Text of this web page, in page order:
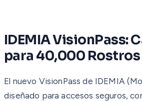
IDEMIA VisionPass:
para 40,000 Rostros
El nuevo VisionPass de IDEMIA
diseñado para accesos seguros,